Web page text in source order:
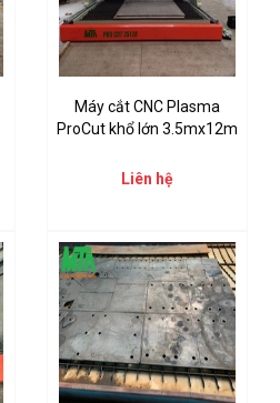
Máy cắt CNC Plasma
ProCut khổ lớn 3.5mx12m
Liên hệ